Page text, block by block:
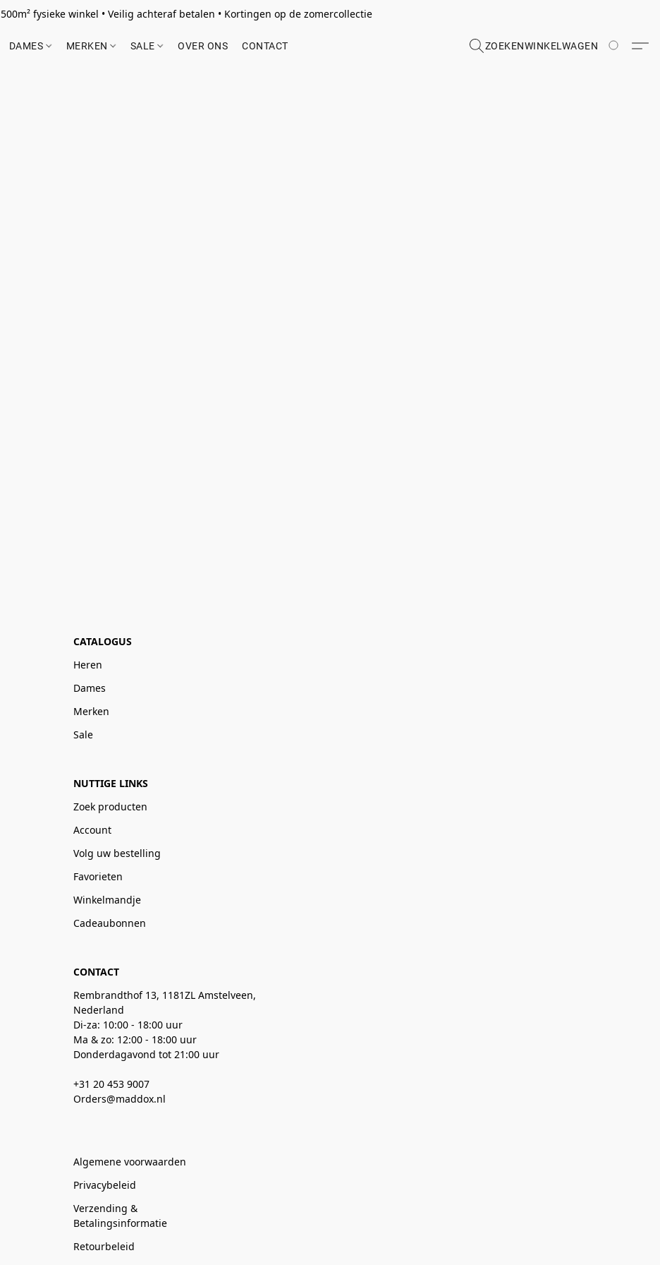
500m² fysieke winkel • Veilig achteraf betalen • Kortingen op de zomercollectie
DAMES MERKEN SALE OVER ONS CONTACT ZOEKENWINKELWAGEN
CATALOGUS
Heren
Dames
Merken
Sale
NUTTIGE LINKS
Zoek producten
Account
Volg uw bestelling
Favorieten
Winkelmandje
Cadeaubonnen
CONTACT
Rembrandthof 13, 1181ZL Amstelveen,
Nederland
Di-za: 10:00 - 18:00 uur
Ma & zo: 12:00 - 18:00 uur
Donderdagavond tot 21:00 uur
+31 20 453 9007
Orders@maddox.nl
Algemene voorwaarden
Privacybeleid
Verzending &
Betalingsinformatie
Retourbeleid